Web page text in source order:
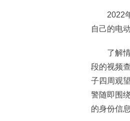
2022年
自己的电
了解情
段的视频
子四周观
警随即围
的身份信